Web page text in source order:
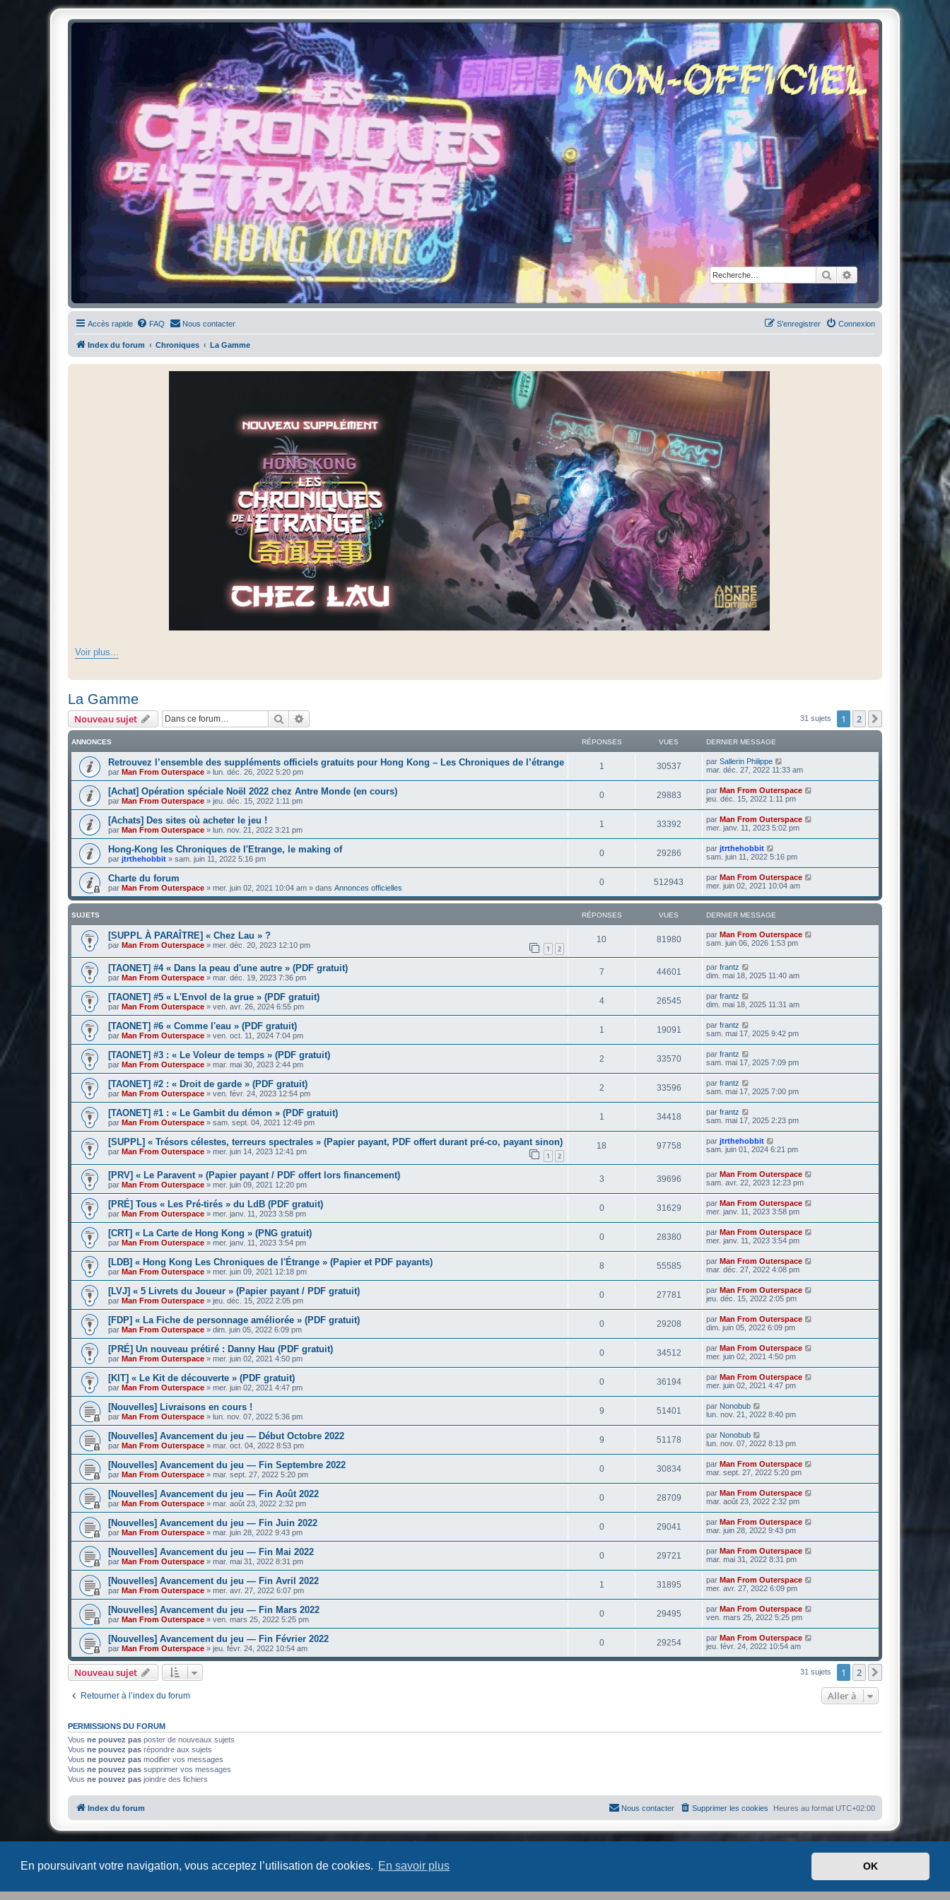
En poursuivant votre navigation, vous acceptez l’utilisation de cookies. En savoir plus OK
RechercherRecherche avancée
Chroniques de l'Étrange NO
Pour les amateurs des Chroniques de l'Étrange
Accès rapide FAQ Nous contacter Connexion
S’enregistrer
Index du forum Chroniques La Gamme
Voir plus...
La Gamme
Nouveau sujet Rechercher 31 sujets 1 2
ANNONCES RÉPONSES VUES DERNIER MESSAGE
Retrouvez l’ensemble des suppléments officiels gratuits pour Hong Kong – Les Chroniques de l’étrange
par Man From Outerspace » lun. déc. 26, 2022 5:20 pm
1 30537 par Sallerin Philippe
mar. déc. 27, 2022 11:33 am
[Achat] Opération spéciale Noël 2022 chez Antre Monde (en cours)
par Man From Outerspace » jeu. déc. 15, 2022 1:11 pm
0 29883 par Man From Outerspace
jeu. déc. 15, 2022 1:11 pm
[Achats] Des sites où acheter le jeu !
par Man From Outerspace » lun. nov. 21, 2022 3:21 pm
1 33392 par Man From Outerspace
mer. janv. 11, 2023 5:02 pm
Hong-Kong les Chroniques de l'Etrange, le making of
par jtrthehobbit » sam. juin 11, 2022 5:16 pm
0 29286 par jtrthehobbit
sam. juin 11, 2022 5:16 pm
Charte du forum
par Man From Outerspace » mer. juin 02, 2021 10:04 am » dans Annonces officielles
0 512943 par Man From Outerspace
mer. juin 02, 2021 10:04 am
SUJETS RÉPONSES VUES DERNIER MESSAGE
[SUPPL À PARAÎTRE] « Chez Lau » ?
par Man From Outerspace » mer. déc. 20, 2023 12:10 pm 1 2
10 81980 par Man From Outerspace
sam. juin 06, 2026 1:53 pm
[TAONET] #4 « Dans la peau d'une autre » (PDF gratuit)
par Man From Outerspace » mar. déc. 19, 2023 7:36 pm
7 44601 par frantz
dim. mai 18, 2025 11:40 am
[TAONET] #5 « L'Envol de la grue » (PDF gratuit)
par Man From Outerspace » ven. avr. 26, 2024 6:55 pm
4 26545 par frantz
dim. mai 18, 2025 11:31 am
[TAONET] #6 « Comme l'eau » (PDF gratuit)
par Man From Outerspace » ven. oct. 11, 2024 7:04 pm
1 19091 par frantz
sam. mai 17, 2025 9:42 pm
[TAONET] #3 : « Le Voleur de temps » (PDF gratuit)
par Man From Outerspace » mar. mai 30, 2023 2:44 pm
2 33570 par frantz
sam. mai 17, 2025 7:09 pm
[TAONET] #2 : « Droit de garde » (PDF gratuit)
par Man From Outerspace » ven. févr. 24, 2023 12:54 pm
2 33596 par frantz
sam. mai 17, 2025 7:00 pm
[TAONET] #1 : « Le Gambit du démon » (PDF gratuit)
par Man From Outerspace » sam. sept. 04, 2021 12:49 pm
1 34418 par frantz
sam. mai 17, 2025 2:23 pm
[SUPPL] « Trésors célestes, terreurs spectrales » (Papier payant, PDF offert durant pré-co, payant sinon)
par Man From Outerspace » mer. juin 14, 2023 12:41 pm 1 2
18 97758 par jtrthehobbit
sam. juin 01, 2024 6:21 pm
[PRV] « Le Paravent » (Papier payant / PDF offert lors financement)
par Man From Outerspace » mer. juin 09, 2021 12:20 pm
3 39696 par Man From Outerspace
sam. avr. 22, 2023 12:23 pm
[PRÉ] Tous « Les Pré-tirés » du LdB (PDF gratuit)
par Man From Outerspace » mer. janv. 11, 2023 3:58 pm
0 31629 par Man From Outerspace
mer. janv. 11, 2023 3:58 pm
[CRT] « La Carte de Hong Kong » (PNG gratuit)
par Man From Outerspace » mer. janv. 11, 2023 3:54 pm
0 28380 par Man From Outerspace
mer. janv. 11, 2023 3:54 pm
[LDB] « Hong Kong Les Chroniques de l'Étrange » (Papier et PDF payants)
par Man From Outerspace » mer. juin 09, 2021 12:18 pm
8 55585 par Man From Outerspace
mar. déc. 27, 2022 4:08 pm
[LVJ] « 5 Livrets du Joueur » (Papier payant / PDF gratuit)
par Man From Outerspace » jeu. déc. 15, 2022 2:05 pm
0 27781 par Man From Outerspace
jeu. déc. 15, 2022 2:05 pm
[FDP] « La Fiche de personnage améliorée » (PDF gratuit)
par Man From Outerspace » dim. juin 05, 2022 6:09 pm
0 29208 par Man From Outerspace
dim. juin 05, 2022 6:09 pm
[PRÉ] Un nouveau prétiré : Danny Hau (PDF gratuit)
par Man From Outerspace » mer. juin 02, 2021 4:50 pm
0 34512 par Man From Outerspace
mer. juin 02, 2021 4:50 pm
[KIT] « Le Kit de découverte » (PDF gratuit)
par Man From Outerspace » mer. juin 02, 2021 4:47 pm
0 36194 par Man From Outerspace
mer. juin 02, 2021 4:47 pm
[Nouvelles] Livraisons en cours !
par Man From Outerspace » lun. nov. 07, 2022 5:36 pm
9 51401 par Nonobub
lun. nov. 21, 2022 8:40 pm
[Nouvelles] Avancement du jeu — Début Octobre 2022
par Man From Outerspace » mar. oct. 04, 2022 8:53 pm
9 51178 par Nonobub
lun. nov. 07, 2022 8:13 pm
[Nouvelles] Avancement du jeu — Fin Septembre 2022
par Man From Outerspace » mar. sept. 27, 2022 5:20 pm
0 30834 par Man From Outerspace
mar. sept. 27, 2022 5:20 pm
[Nouvelles] Avancement du jeu — Fin Août 2022
par Man From Outerspace » mar. août 23, 2022 2:32 pm
0 28709 par Man From Outerspace
mar. août 23, 2022 2:32 pm
[Nouvelles] Avancement du jeu — Fin Juin 2022
par Man From Outerspace » mar. juin 28, 2022 9:43 pm
0 29041 par Man From Outerspace
mar. juin 28, 2022 9:43 pm
[Nouvelles] Avancement du jeu — Fin Mai 2022
par Man From Outerspace » mar. mai 31, 2022 8:31 pm
0 29721 par Man From Outerspace
mar. mai 31, 2022 8:31 pm
[Nouvelles] Avancement du jeu — Fin Avril 2022
par Man From Outerspace » mer. avr. 27, 2022 6:07 pm
1 31895 par Man From Outerspace
mer. avr. 27, 2022 6:09 pm
[Nouvelles] Avancement du jeu — Fin Mars 2022
par Man From Outerspace » ven. mars 25, 2022 5:25 pm
0 29495 par Man From Outerspace
ven. mars 25, 2022 5:25 pm
[Nouvelles] Avancement du jeu — Fin Février 2022
par Man From Outerspace » jeu. févr. 24, 2022 10:54 am
0 29254 par Man From Outerspace
jeu. févr. 24, 2022 10:54 am
Nouveau sujet 31 sujets 1 2 Suivante
Retourner à l’index du forum Aller à
PERMISSIONS DU FORUM
Vous ne pouvez pas poster de nouveaux sujets
Vous ne pouvez pas répondre aux sujets
Vous ne pouvez pas modifier vos messages
Vous ne pouvez pas supprimer vos messages
Vous ne pouvez pas joindre des fichiers
Index du forum Heures au format UTC+02:00
Supprimer les cookies
Nous contacter
Confidentialité